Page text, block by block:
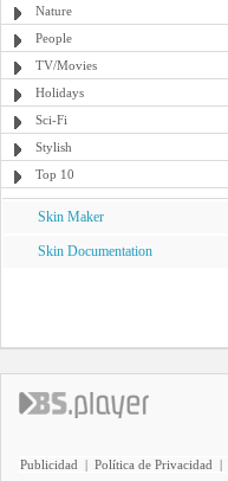
Nature
People
TV/Movies
Holidays
Sci-Fi
Stylish
Top 10
Skin Maker
Skin Documentation
Publicidad | Política de Privacidad |